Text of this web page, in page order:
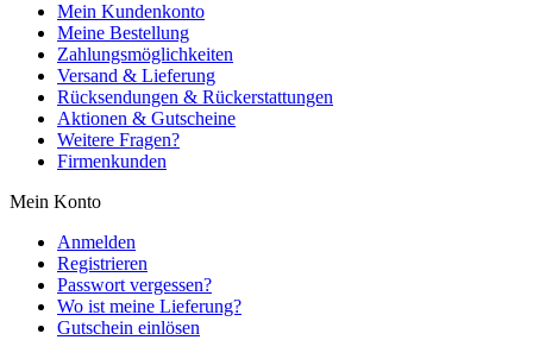
Mein Kundenkonto
Meine Bestellung
Zahlungsmöglichkeiten
Versand & Lieferung
Rücksendungen & Rückerstattungen
Aktionen & Gutscheine
Weitere Fragen?
Firmenkunden
Mein Konto
Anmelden
Registrieren
Passwort vergessen?
Wo ist meine Lieferung?
Gutschein einlösen